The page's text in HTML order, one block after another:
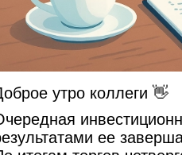
утро коллеги 👋
ее